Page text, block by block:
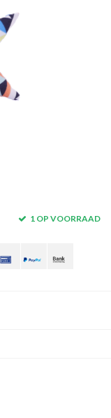
1 OP VOORRAAD